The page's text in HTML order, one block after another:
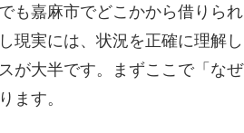
も嘉麻市でどこかから借りられ
実には、状況を正確に理解し
が大半です。まずここで「なぜ
ます。